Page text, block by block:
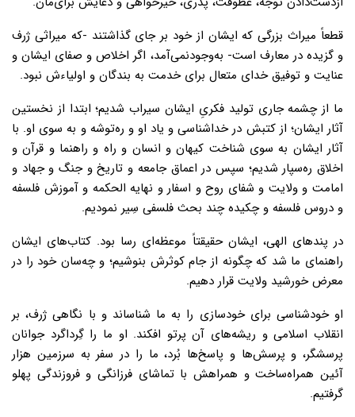
قطعاً میراث بزرگی که ایشان از خود بر جای گذاشتند -که میراثی ژرف
و گزیده در معارف است- به‌وجودنمی‌آمد، اگر اخلاص و صفای ایشان و
عنایت و توفیق خدای متعال برای خدمت به بندگان و اولیاءش نبود.
ما از چشمه جاری تولید فکریِ ایشان سیراب شدیم؛ ابتدا از نخستین
آثار ایشان؛ از کتبش در خداشناسی و یاد او و ره‌توشه و به سوی او. با
آثار ایشان به سوی شناخت کیهان و انسان و راه و راهنما و قرآن و
اخلاق ره‌سپار شدیم؛ سپس در اعماق جامعه و تاریخ و جنگ و جهاد و
امامت و ولایت و شفای روح و اسفار و نهایه الحکمه و آموزش فلسفه
و دروس فلسفه و چکیده چند بحث فلسفی سِیر نمودیم.
در پندهای الهی، ایشان حقیقتاً موعظه‌ای رسا بود. کتاب‌های ایشان
راهنمای ما شد که چگونه از جام کوثرش بنوشیم؛ و چه‌سان خود را در
معرض خورشید ولایت قرار دهیم.
او خودشناسی برای خودسازی را به ما شناساند و با نگاهی ژرف، بر
انقلاب اسلامی و ریشه‌های آن پرتو افکند. او ما را گِرداگرد جوانان
پرسشگر، و پرسش‌ها و پاسخ‌ها بُرد، ما را در سفر به سرزمین هزار
آئین همراه‌ساخت و همراهش با تماشای فرزانگی و فروزندگی پهلو
گرفتیم.